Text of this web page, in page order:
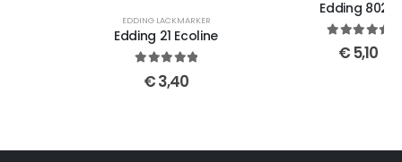
EDDING LACKMARKER
Edding 21 Ecoline
Edding 8020